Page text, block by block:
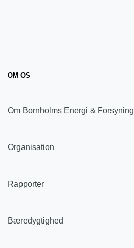
OM OS
Om Bornholms Energi & Forsyning
Organisation
Rapporter
Bæredygtighed